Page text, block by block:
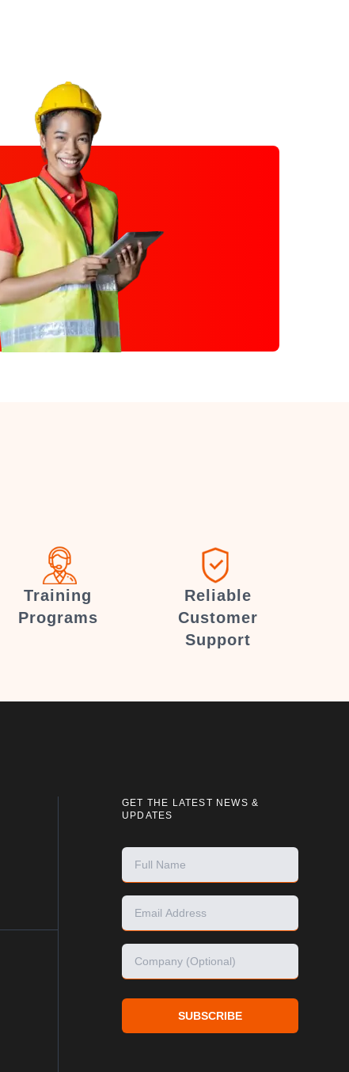
Training
Programs
Reliable
Customer
Support
GET THE LATEST NEWS &
UPDATES
SUBSCRIBE